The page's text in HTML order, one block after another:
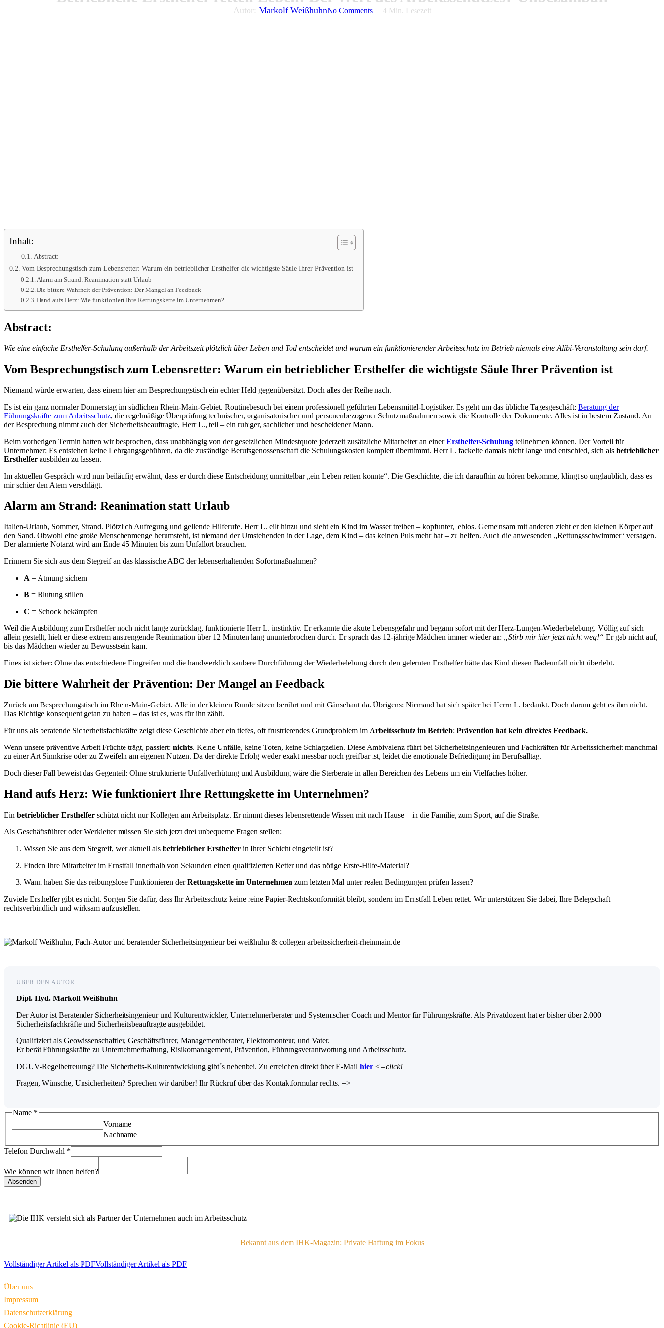
Autor: Markolf WeißhuhnNo Comments 4 Min. Lesezeit
Inhalt:
Abstract:
Vom Besprechungstisch zum Lebensretter: Warum ein betrieblicher Ersthelfer die wichtigste Säule Ihrer Prävention ist
Alarm am Strand: Reanimation statt Urlaub
Die bittere Wahrheit der Prävention: Der Mangel an Feedback
Hand aufs Herz: Wie funktioniert Ihre Rettungskette im Unternehmen?
Abstract:
Wie eine einfache Ersthelfer-Schulung außerhalb der Arbeitszeit plötzlich über Leben und Tod entscheidet und warum ein funktionierender Arbeitsschutz im Betrieb niemals eine Alibi-Veranstaltung sein darf.
Vom Besprechungstisch zum Lebensretter: Warum ein betrieblicher Ersthelfer die wichtigste Säule Ihrer Prävention ist
Niemand würde erwarten, dass einem hier am Besprechungstisch ein echter Held gegenübersitzt. Doch alles der Reihe nach.
Es ist ein ganz normaler Donnerstag im südlichen Rhein-Main-Gebiet. Routinebesuch bei einem professionell geführten Lebensmittel-Logistiker. Es geht um das übliche Tagesgeschäft: Beratung der
Führungskräfte zum Arbeitsschutz, die regelmäßige Überprüfung technischer, organisatorischer und personenbezogener Schutzmaßnahmen sowie die Kontrolle der Dokumente. Alles ist in bestem Zustand. An
der Besprechung nimmt auch der Sicherheitsbeauftragte, Herr L., teil – ein ruhiger, sachlicher und bescheidener Mann.
Beim vorherigen Termin hatten wir besprochen, dass unabhängig von der gesetzlichen Mindestquote jederzeit zusätzliche Mitarbeiter an einerErsthelfer-Schulung teilnehmen können. Der Vorteil für
Unternehmer: Es entstehen keine Lehrgangsgebühren, da die zuständige Berufsgenossenschaft die Schulungskosten komplett übernimmt. Herr L. fackelte damals nicht lange und entschied, sich als betrieblicher
Ersthelfer ausbilden zu lassen.
Im aktuellen Gespräch wird nun beiläufig erwähnt, dass er durch diese Entscheidung unmittelbar „ein Leben retten konnte“. Die Geschichte, die ich daraufhin zu hören bekomme, klingt so unglaublich, dass es
mir schier den Atem verschlägt.
Alarm am Strand: Reanimation statt Urlaub
Italien-Urlaub, Sommer, Strand. Plötzlich Aufregung und gellende Hilferufe. Herr L. eilt hinzu und sieht ein Kind im Wasser treiben – kopfunter, leblos. Gemeinsam mit anderen zieht er den kleinen Körper auf
den Sand. Obwohl eine große Menschenmenge herumsteht, ist niemand der Umstehenden in der Lage, dem Kind – das keinen Puls mehr hat – zu helfen. Auch die anwesenden „Rettungsschwimmer“ versagen.
Der alarmierte Notarzt wird am Ende 45 Minuten bis zum Unfallort brauchen.
Erinnern Sie sich aus dem Stegreif an das klassische ABC der lebenserhaltenden Sofortmaßnahmen?
A = Atmung sichern
B = Blutung stillen
C = Schock bekämpfen
Weil die Ausbildung zum Ersthelfer noch nicht lange zurücklag, funktionierte Herr L. instinktiv. Er erkannte die akute Lebensgefahr und begann sofort mit der Herz-Lungen-Wiederbelebung. Völlig auf sich
allein gestellt, hielt er diese extrem anstrengende Reanimation über 12 Minuten lang ununterbrochen durch. Er sprach das 12-jährige Mädchen immer wieder an: „Stirb mir hier jetzt nicht weg!“ Er gab nicht auf,
bis das Mädchen wieder zu Bewusstsein kam.
Eines ist sicher: Ohne das entschiedene Eingreifen und die handwerklich saubere Durchführung der Wiederbelebung durch den gelernten Ersthelfer hätte das Kind diesen Badeunfall nicht überlebt.
Die bittere Wahrheit der Prävention: Der Mangel an Feedback
Zurück am Besprechungstisch im Rhein-Main-Gebiet. Alle in der kleinen Runde sitzen berührt und mit Gänsehaut da. Übrigens: Niemand hat sich später bei Herrn L. bedankt. Doch darum geht es ihm nicht.
Das Richtige konsequent getan zu haben – das ist es, was für ihn zählt.
Für uns als beratende Sicherheitsfachkräfte zeigt diese Geschichte aber ein tiefes, oft frustrierendes Grundproblem im Arbeitsschutz im Betrieb: Prävention hat kein direktes Feedback.
Wenn unsere präventive Arbeit Früchte trägt, passiert: nichts. Keine Unfälle, keine Toten, keine Schlagzeilen. Diese Ambivalenz führt bei Sicherheitsingenieuren und Fachkräften für Arbeitssicherheit manchmal
zu einer Art Sinnkrise oder zu Zweifeln am eigenen Nutzen. Da der direkte Erfolg weder exakt messbar noch greifbar ist, leidet die emotionale Befriedigung im Berufsalltag.
Doch dieser Fall beweist das Gegenteil: Ohne strukturierte Unfallverhütung und Ausbildung wäre die Sterberate in allen Bereichen des Lebens um ein Vielfaches höher.
Hand aufs Herz: Wie funktioniert Ihre Rettungskette im Unternehmen?
Ein betrieblicher Ersthelfer schützt nicht nur Kollegen am Arbeitsplatz. Er nimmt dieses lebensrettende Wissen mit nach Hause – in die Familie, zum Sport, auf die Straße.
Als Geschäftsführer oder Werkleiter müssen Sie sich jetzt drei unbequeme Fragen stellen:
Wissen Sie aus dem Stegreif, wer aktuell als betrieblicher Ersthelfer in Ihrer Schicht eingeteilt ist?
Finden Ihre Mitarbeiter im Ernstfall innerhalb von Sekunden einen qualifizierten Retter und das nötige Erste-Hilfe-Material?
Wann haben Sie das reibungslose Funktionieren derRettungskette im Unternehmen zum letzten Mal unter realen Bedingungen prüfen lassen?
Zuviele Ersthelfer gibt es nicht. Sorgen Sie dafür, dass Ihr Arbeitsschutz keine reine Papier-Rechtskonformität bleibt, sondern im Ernstfall Leben rettet. Wir unterstützen Sie dabei, Ihre Belegschaft
rechtsverbindlich und wirksam aufzustellen.
ÜBER DEN AUTOR
Dipl. Hyd. Markolf Weißhuhn
Der Autor ist Beratender Sicherheitsingenieur und Kulturentwickler, Unternehmerberater und Systemischer Coach und Mentor für Führungskräfte. Als Privatdozent hat er bisher über 2.000
Sicherheitsfachkräfte und Sicherheitsbeauftragte ausgebildet.
Qualifiziert als Geowissenschaftler, Geschäftsführer, Managementberater, Elektromonteur, und Vater.
Er berät Führungskräfte zu Unternehmerhaftung, Risikomanagement, Prävention, Führungsverantwortung und Arbeitsschutz.
DGUV-Regelbetreuung? Die Sicherheits-Kulturentwicklung gibt´s nebenbei. Zu erreichen direkt über E-Mail hier <=click!
Fragen, Wünsche, Unsicherheiten? Sprechen wir darüber! Ihr Rückruf über das Kontaktformular rechts. =>
können
Ihnen
Telefon
Name *
Vorname
Nachname
Telefon Durchwahl *
Wie können wir Ihnen helfen?
Absenden
Bekannt aus dem IHK-Magazin: Private Haftung im Fokus
Vollständiger Artikel als PDFVollständiger Artikel als PDF
Über uns
Impressum
Datenschutzerklärung
Cookie-Richtlinie (EU)